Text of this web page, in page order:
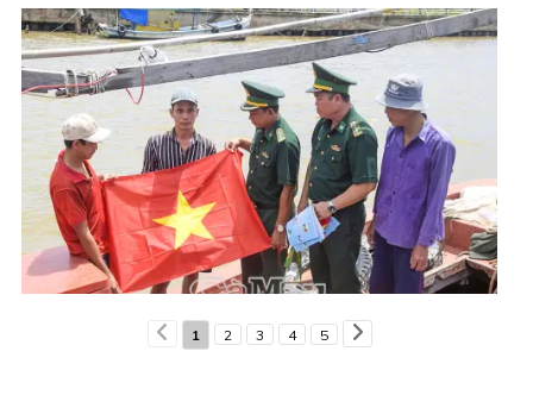
1 2 3 4 5